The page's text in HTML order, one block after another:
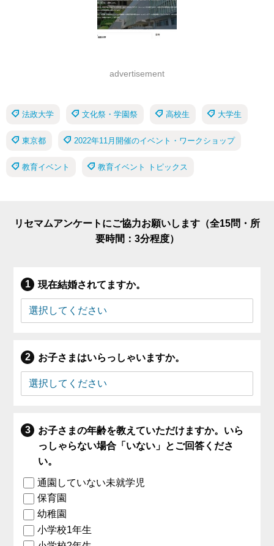
advertisement
法政大学 文化祭・学園祭 高校生 大学生
東京都 2022年11月開催のイベント・ワークショップ
教育イベント 教育イベント トピックス
リセマムアンケートにご協力お願いします（全15問・所
要時間：3分程度）
現在結婚されてますか。
お子さまはいらっしゃいますか。
お子さまの年齢を教えていただけますか。いら
っしゃらない場合「いない」とご回答くださ
い。
通園していない未就学児
保育園
幼稚園
小学校1年生